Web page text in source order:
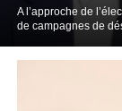
A l’approche de
de campagnes de